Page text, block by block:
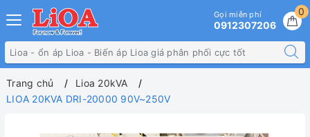
0
Gọi miễn phí
0912307206
Trang chủ
Lioa 20kVA
LIOA 20KVA DRI-20000 90V~250V